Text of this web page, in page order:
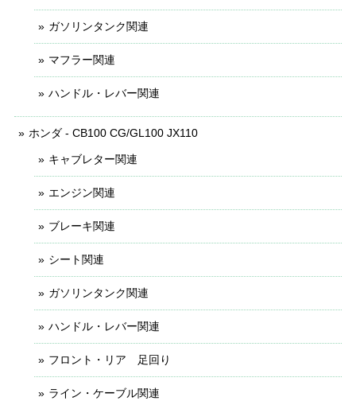
ガソリンタンク関連
マフラー関連
ハンドル・レバー関連
ホンダ - CB100 CG/GL100 JX110
キャブレター関連
エンジン関連
ブレーキ関連
シート関連
ガソリンタンク関連
ハンドル・レバー関連
フロント・リア 足回り
ライン・ケーブル関連